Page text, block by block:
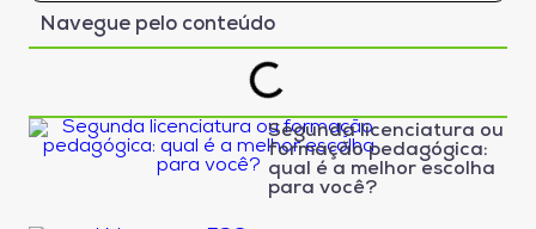
Navegue pelo conteúdo
Segunda licenciatura ou
formação pedagógica:
qual é a melhor escolha
para você?